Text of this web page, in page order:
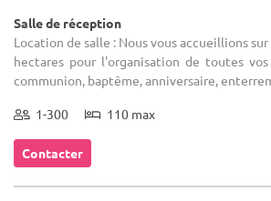
Salle de réception
Location de salle : Nous vous accueillions
hectares pour l'organisation de toutes
communion, baptême, anniversaire,
1-300 110 max
Contacter